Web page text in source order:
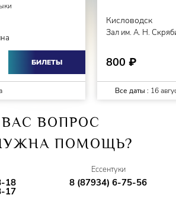
БИЛЕТЫ
Кисловодск
Зал им. А. Н.
800 ₽
Все даты : 16
ВОПРОС
ПОМОЩЬ?
18
17
Ессентуки
8 (87934) 6-75-56